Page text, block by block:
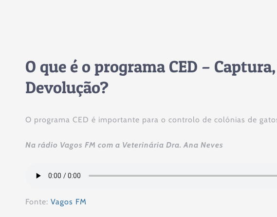
O que é o programa CED –
Devolução?
O programa CED é importante para o controlo de colónias de
Na rádio Vagos FM com a Veterinária Dra. Ana Neves
Fonte: Vagos FM